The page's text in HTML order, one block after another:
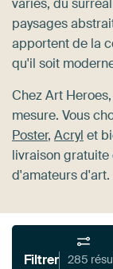
paysages
apportent de la
qu'il soit
Chez Art
mesure. Vous
Poster, Acryl et
livraison
d'amateurs d'art.
Filtrer 285